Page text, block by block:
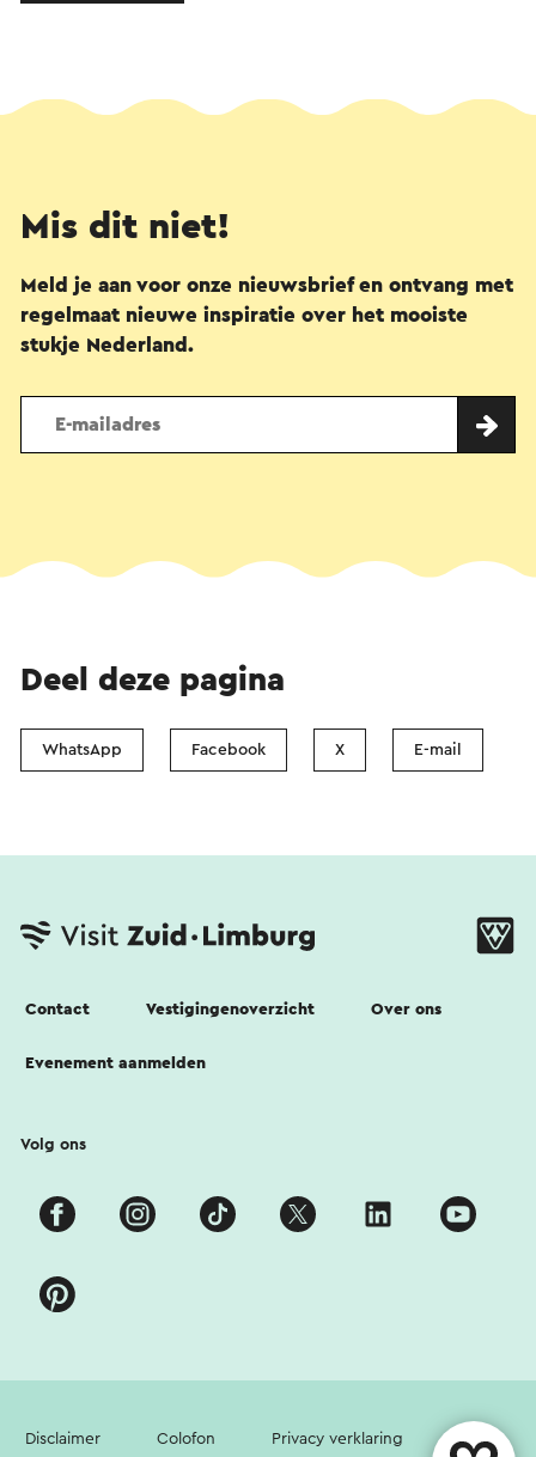
Mis dit niet!
Meld je aan voor onze nieuwsbrief en ontvang met
regelmaat nieuwe inspiratie over het mooiste
stukje Nederland.
Deel deze pagina
WhatsApp Facebook X E-mail
Contact Vestigingenoverzicht Over ons
Evenement aanmelden
Volg ons
Disclaimer Colofon Privacy verklaring